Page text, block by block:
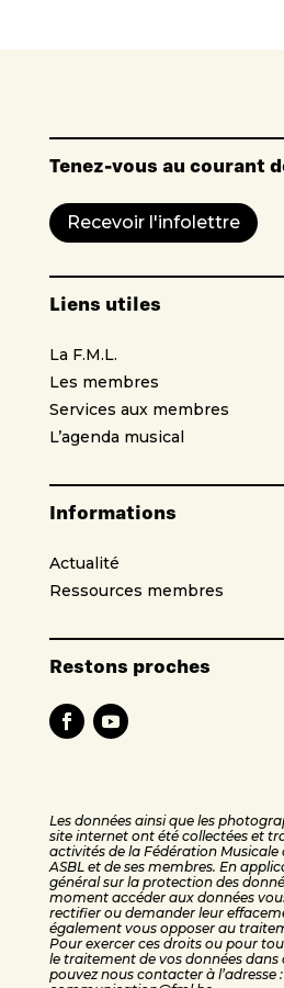
Tenez-vous au courant
Recevoir l'infolettre
Liens utiles
La F.M.L.
Les membres
Services aux membres
L’agenda musical
Informations
Actualité
Ressources membres
Restons proches
Les données ainsi que les
site internet ont été collectées et
activités de la Fédération Musicale
ASBL et de ses membres. En
général sur la protection des
moment accéder aux données
rectifier ou demander leur
également vous opposer au
Pour exercer ces droits ou pour
le traitement de vos données dans
pouvez nous contacter à l’adresse :